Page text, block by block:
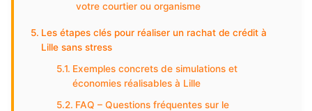
votre courtier ou organisme
Les étapes clés pour réaliser un rachat de crédit à
Lille sans stress
Exemples concrets de simulations et
économies réalisables à Lille
FAQ – Questions fréquentes sur le